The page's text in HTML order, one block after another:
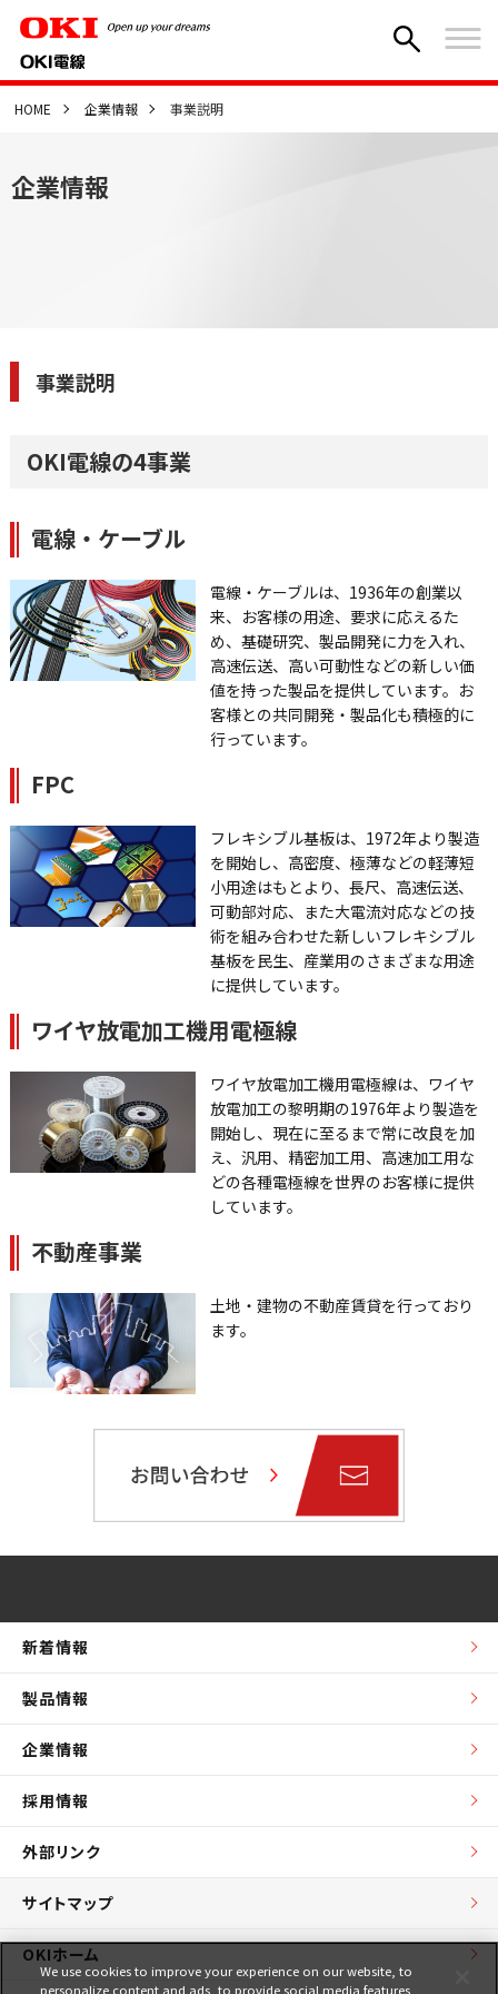
HOME 企業情報 事業説明
企業情報
事業説明
OKI電線の4事業
電線・ケーブル
電線・ケーブルは、1936年の創業以
来、お客様の用途、要求に応えるた
め、基礎研究、製品開発に力を入れ、
高速伝送、高い可動性などの新しい価
値を持った製品を提供しています。お
客様との共同開発・製品化も積極的に
行っています。
FPC
フレキシブル基板は、1972年より製造
を開始し、高密度、極薄などの軽薄短
小用途はもとより、長尺、高速伝送、
可動部対応、また大電流対応などの技
術を組み合わせた新しいフレキシブル
基板を民生、産業用のさまざまな用途
に提供しています。
ワイヤ放電加工機用電極線
ワイヤ放電加工機用電極線は、ワイヤ
放電加工の黎明期の1976年より製造を
開始し、現在に至るまで常に改良を加
え、汎用、精密加工用、高速加工用な
どの各種電極線を世界のお客様に提供
しています。
不動産事業
土地・建物の不動産賃貸を行っており
ます。
新着情報
製品情報
企業情報
採用情報
外部リンク
サイトマップ
OKIホーム
We use cookies to improve your experience on our website, to
personalize content and ads, to provide social media features